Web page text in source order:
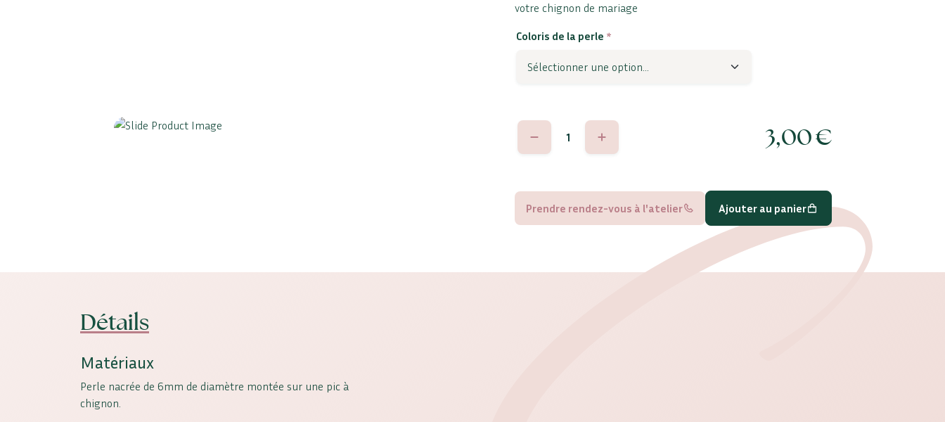
votre chignon de mariage
Coloris de la perle *
quantité
3,00€
Prendre rendez-vous à l'atelier Ajouter au panier
Détails
Matériaux
Perle nacrée de 6mm de diamètre montée sur une pic à
chignon.